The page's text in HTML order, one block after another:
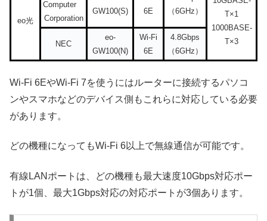
eo光
Computer
Corporation
GW100(S)
6E
（6GHz）
T×1
1000BASE-
T×3
NEC
eo-
GW100(N)
Wi-Fi
6E
4.8Gbps
（6GHz）
Wi-Fi 6EやWi-Fi 7を使うにはルーターに接続するパソコ
ンやスマホなどのデバイス側もこれらに対応している必要
があります。
どの機種になってもWi-Fi 6以上で無線通信が可能です。
有線LANポートは、どの機種も最大速度10Gbps対応ポー
トが1個、最大1Gbps対応の対応ポートが3個あります。